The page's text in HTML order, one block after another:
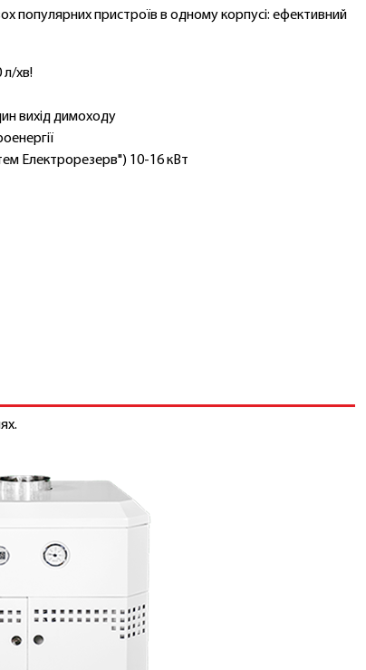
популярних пристроїв в одному корпусі: ефективний
л/хв!
вихід димоходу
Електрорезерв") 10-16 кВт